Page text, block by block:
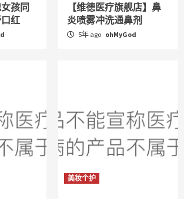
孩同
红
【维德医疗旗舰店】鼻
炎喷雾冲洗通鼻剂
5年 ago ohMyGod
美妆个护